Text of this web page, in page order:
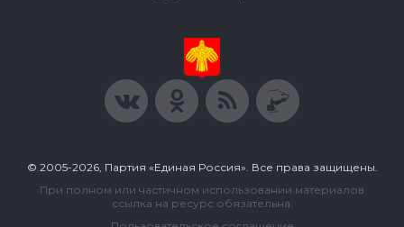
© 2005-2026, Партия «Единая Россия». Все права защищены.
При полном или частичном использовании материалов
ссылка на ресурс обязательна.